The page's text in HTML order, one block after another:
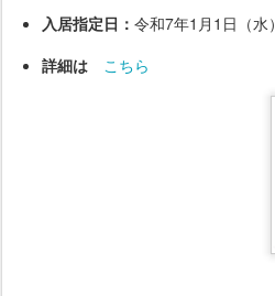
入居指定日： 令和7年1月1日（水）
詳細は
こちら